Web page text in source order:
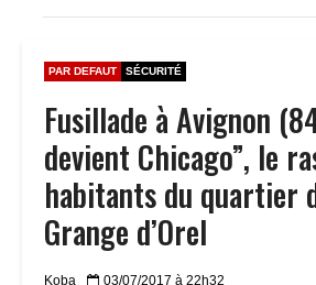
PAR DEFAUT SÉCURITÉ
Fusillade à Avignon
devient Chicago”, le
habitants du quartier
Grange d’Orel
Koba 03/07/2017 à 22h32